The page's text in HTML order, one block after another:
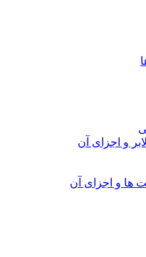
و اجزای آن
ها و اجزای آن